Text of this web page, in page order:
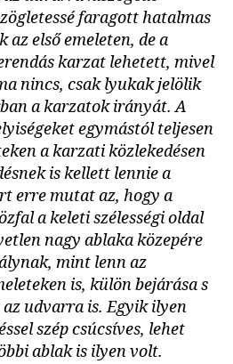
faragott hatalmas
első emeleten, de a
karzat lehetett, mivel
nincs, csak lyukak jelölik
a karzatok irányát. A
egymástól teljesen
a karzati közlekedésen
is kellett lennie a
erre mutat az, hogy a
a keleti szélességi oldal
nagy ablaka közepére
mint lenn az
is, külön bejárása s
udvarra is. Egyik ilyen
szép csúcsíves, lehet
ablak is ilyen volt.